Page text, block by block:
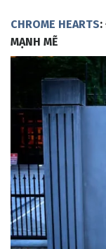
CHROME HEARTS:
MẠNH MẼ